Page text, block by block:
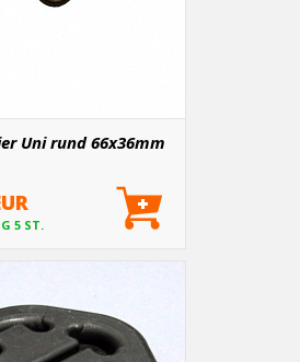
Uni rund 66x36mm
5 ST.